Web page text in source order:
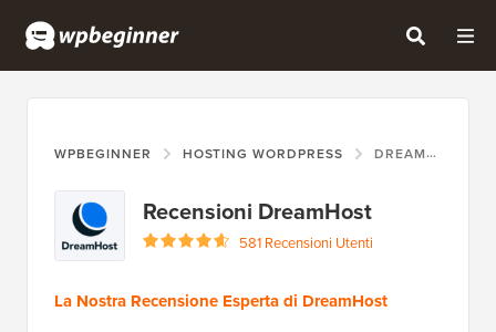
WPBEGINNER HOSTING WORDPRESS DREAMHOST
Recensioni DreamHost
581 Recensioni Utenti
La Nostra Recensione Esperta di DreamHost